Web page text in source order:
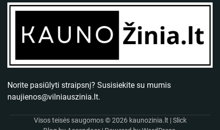
Norite pasiūlyti straipsnį? Susisiekite su mumis
naujienos@vilniauszinia.lt.
Visos teisės saugomos © 2026 kaunozinia.lt | Slick